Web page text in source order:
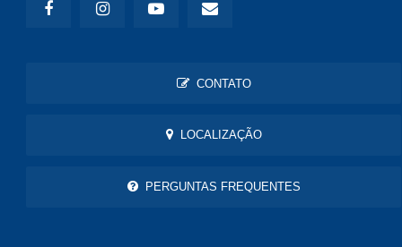
CONTATO
LOCALIZAÇÃO
PERGUNTAS FREQUENTES